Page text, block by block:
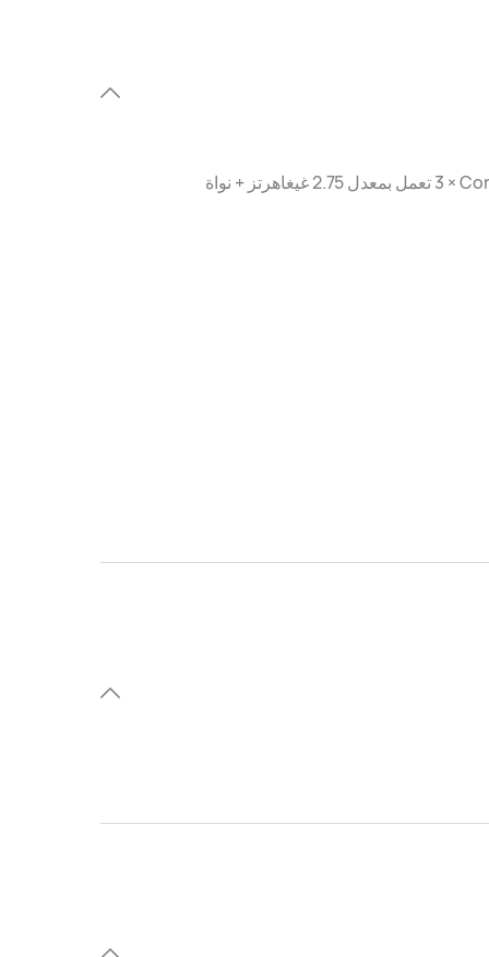
ثماني النواة، نواة Cortex-X2‏ × 1 تعمل بمعدل 3.2 غيغاهرتز + نواة Cortex-A710‏ × 3 تعمل بمعدل 2.75 غيغاهرتز + نواة